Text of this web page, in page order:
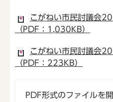
こがねい市民討議会
（PDF：1,030KB）
こがねい市民討議会
（PDF：223KB）
PDF形式のファイルを